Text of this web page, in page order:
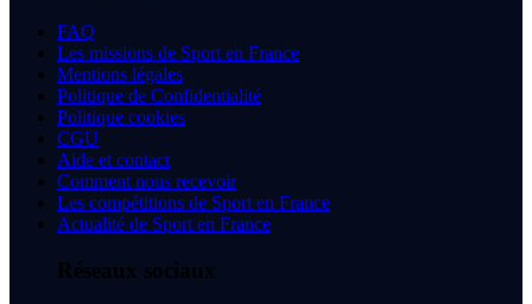
FAQ
Les missions de Sport en France
Mentions légales
Politique de Confidentialité
Politique cookies
CGU
Aide et contact
Comment nous recevoir
Les compétitions de Sport en France
Actualité de Sport en France
Réseaux sociaux